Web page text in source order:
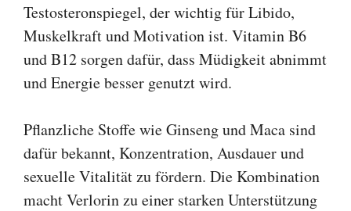
Testosteronspiegel, der wichtig für Libido,
Muskelkraft und Motivation ist. Vitamin B6
und B12 sorgen dafür, dass Müdigkeit abnimmt
und Energie besser genutzt wird.
Pflanzliche Stoffe wie Ginseng und Maca sind
dafür bekannt, Konzentration, Ausdauer und
sexuelle Vitalität zu fördern. Die Kombination
macht Verlorin zu einer starken Unterstützung